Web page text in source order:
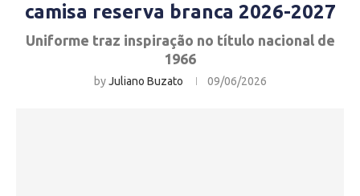
camisa reserva branca 2026-2027
Uniforme traz inspiração no título nacional de
1966
byJuliano Buzato 09/06/2026